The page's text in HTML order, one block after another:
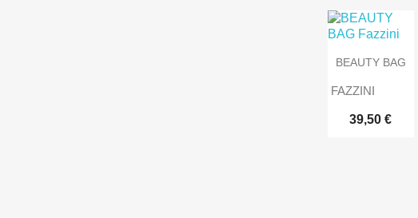
BEAUTY BAG
FAZZINI
39,50 €